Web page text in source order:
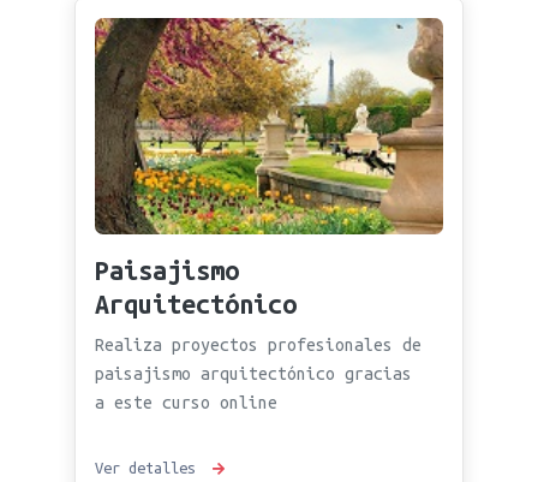
Paisajismo
Arquitectónico
Realiza proyectos profesionales de
paisajismo arquitectónico gracias
a este curso online
Ver detalles